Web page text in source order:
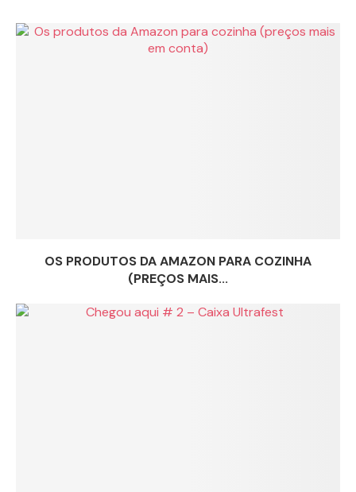
OS PRODUTOS DA AMAZON PARA COZINHA
(PREÇOS MAIS...